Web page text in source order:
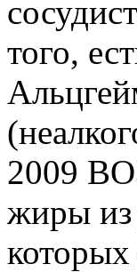
того,
2009
жиры из